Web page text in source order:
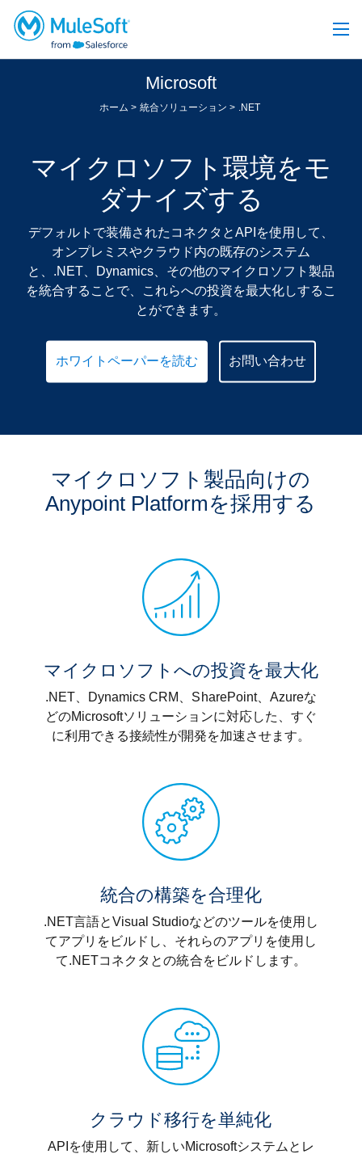
Microsoft
ホーム 統合ソリューション .NET
マイクロソフト環境をモ
ダナイズする
デフォルトで装備されたコネクタとAPIを使用して、
オンプレミスやクラウド内の既存のシステム
と、.NET、Dynamics、その他のマイクロソフト製品
を統合することで、これらへの投資を最大化しするこ
とができます。
ホワイトペーパーを読む お問い合わせ
マイクロソフト製品向けの
Anypoint Platformを採用する
マイクロソフトへの投資を最大化
.NET、Dynamics CRM、SharePoint、Azureな
どのMicrosoftソリューションに対応した、すぐ
に利用できる接続性が開発を加速させます。
統合の構築を合理化
.NET言語とVisual Studioなどのツールを使用し
てアプリをビルドし、それらのアプリを使用し
て.NETコネクタとの統合をビルドします。
クラウド移行を単純化
APIを使用して、新しいMicrosoftシステムとレ